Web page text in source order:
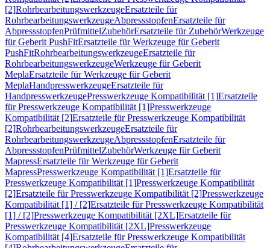
[2]RohrbearbeitungswerkzeugeErsatzteile für
RohrbearbeitungswerkzeugeAbpressstopfenErsatzteile für
AbpressstopfenPrüfmittelZubehörErsatzteile für ZubehörWerkzeuge
für Geberit PushFitErsatzteile für Werkzeuge für Geberit
PushFitRohrbearbeitungswerkzeugeErsatzteile für
RohrbearbeitungswerkzeugeWerkzeuge für Geberit
MeplaErsatzteile für Werkzeuge für Geberit
MeplaHandpresswerkzeugeErsatzteile für
HandpresswerkzeugePresswerkzeuge Kompatibilität [1]Ersatzteile
für Presswerkzeuge Kompatibilität [1]Presswerkzeuge
Kompatibilität [2]Ersatzteile für Presswerkzeuge Kompatibilität
[2]RohrbearbeitungswerkzeugeErsatzteile für
RohrbearbeitungswerkzeugeAbpressstopfenErsatzteile für
AbpressstopfenPrüfmittelZubehörWerkzeuge für Geberit
MapressErsatzteile für Werkzeuge für Geberit
MapressPresswerkzeuge Kompatibilität [1]Ersatzteile für
Presswerkzeuge Kompatibilität [1]Presswerkzeuge Kompatibilität
[2]Ersatzteile für Presswerkzeuge Kompatibilität [2]Presswerkzeuge
Kompatibilität [1] / [2]Ersatzteile für Presswerkzeuge Kompatibilität
[1] / [2]Presswerkzeuge Kompatibilität [2XL]Ersatzteile für
Presswerkzeuge Kompatibilität [2XL]Presswerkzeuge
Kompatibilität [4]Ersatzteile für Presswerkzeuge Kompatibilität